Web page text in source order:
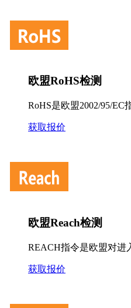
欧盟RoHS检测
RoHS是欧盟2002/95/
获取报价
欧盟Reach检测
REACH指令是欧盟对进
获取报价